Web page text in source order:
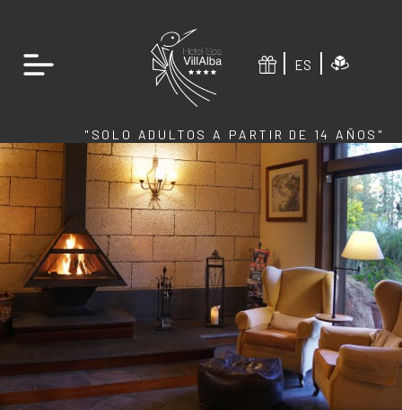
ES
"SOLO ADULTOS A PARTIR DE 14 AÑOS"